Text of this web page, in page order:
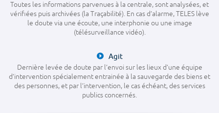
Toutes les informations parvenues à la centrale, sont analysées, et
vérifiées puis archivées (la Traçabilité). En cas d’alarme, TELES lève
le doute via une écoute, une interphonie ou une image
(télésurveillance vidéo).
Agit
Dernière levée de doute par l’envoi sur les lieux d’une équipe
d’intervention spécialement entrainée à la sauvegarde des biens et
des personnes, et par l’intervention, le cas échéant, des services
publics concernés.